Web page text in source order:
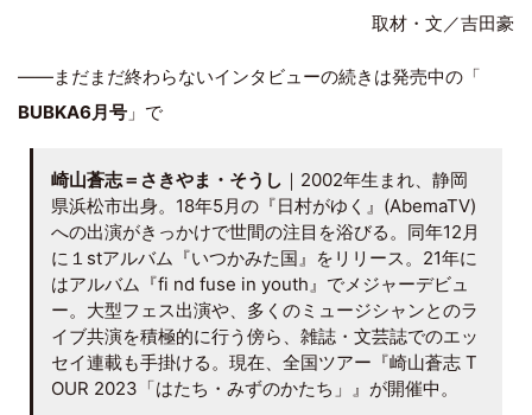
取材・文／吉田豪
――まだまだ終わらないインタビューの続きは発売中の「
BUBKA6月号 」で
崎山蒼志＝さきやま・そうし ｜2002年生まれ、静岡
県浜松市出身。18年5月の『日村がゆく』(AbemaTV)
への出演がきっかけで世間の注目を浴びる。同年12月
に１stアルバム『いつかみた国』をリリース。21年に
はアルバム『fi nd fuse in youth』でメジャーデビュ
ー。大型フェス出演や、多くのミュージシャンとのラ
イブ共演を積極的に行う傍ら、雑誌・文芸誌でのエッ
セイ連載も手掛ける。現在、全国ツアー『崎山蒼志 T
OUR 2023「はたち・みずのかたち」』が開催中。